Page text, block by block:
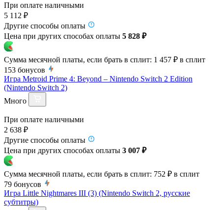
При оплате наличными
5 112 ₽
Другие способы оплаты
Цена при других способах оплаты 5 828 ₽
Сумма месячной платы, если брать в сплит: 1 457 ₽ в сплит
153 бонусов
Игра Metroid Prime 4: Beyond – Nintendo Switch 2 Edition
(Nintendo Switch 2)
Много
При оплате наличными
2 638 ₽
Другие способы оплаты
Цена при других способах оплаты 3 007 ₽
Сумма месячной платы, если брать в сплит: 752 ₽ в сплит
79 бонусов
Игра Little Nightmares III (3) (Nintendo Switch 2, русские
субтитры)